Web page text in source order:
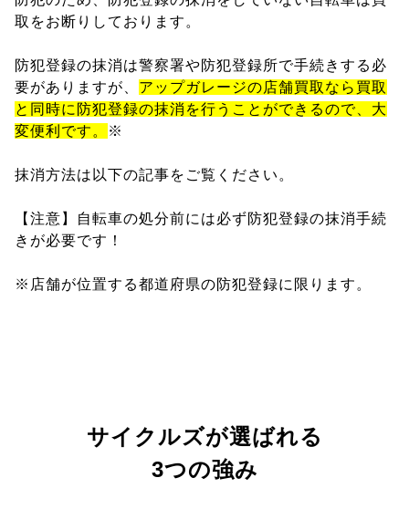
取をお断りしております。
防犯登録の抹消は警察署や防犯登録所で手続きする必
要がありますが、 アップガレージの店舗買取なら買取
と同時に防犯登録の抹消を行うことができるので、大
変便利です。
※
抹消方法は以下の記事をご覧ください。
【注意】自転車の処分前には必ず防犯登録の抹消手続
きが必要です！
※店舗が位置する都道府県の防犯登録に限ります。
サイクルズが選ばれる
3つの強み